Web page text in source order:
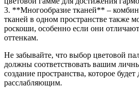
3. **Многообразие тканей** –
тканей в одном пространстве также
роскоши, особенно если они
оттенкам.
Не забывайте, что выбор цветовой
должны соответствовать вашим
создание пространства, которое
расслабляющим.